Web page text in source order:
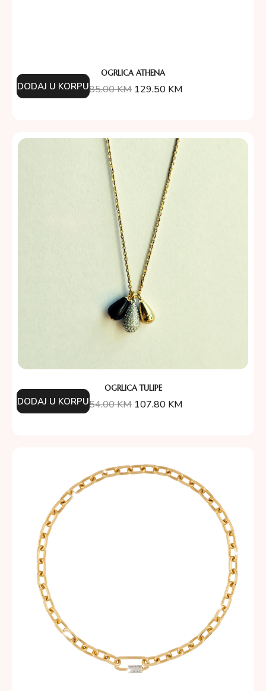
OGRLICA ATHENA
185.00KM 129.50 KM
DODAJ U KORPU
OGRLICA TULIPE
154.00KM 107.80 KM
DODAJ U KORPU